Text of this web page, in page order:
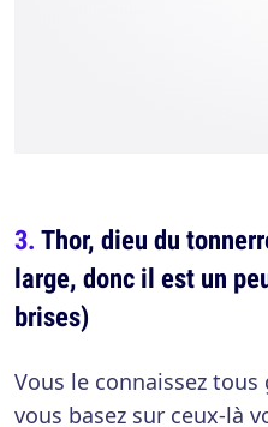
Thor, dieu du
large, donc il est un
brises)
Vous le connaissez
vous basez sur ceux-là